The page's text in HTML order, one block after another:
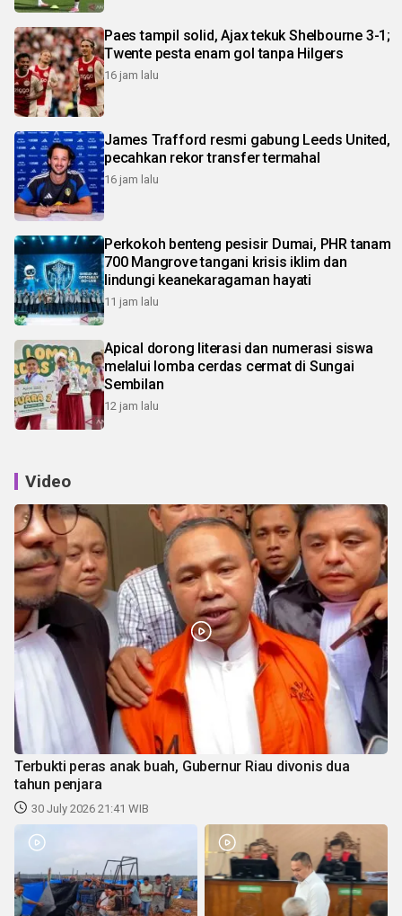
Paes tampil solid, Ajax tekuk Shelbourne 3-1;
Twente pesta enam gol tanpa Hilgers
16 jam lalu
James Trafford resmi gabung Leeds United,
pecahkan rekor transfer termahal
16 jam lalu
Perkokoh benteng pesisir Dumai, PHR tanam
700 Mangrove tangani krisis iklim dan
lindungi keanekaragaman hayati
11 jam lalu
Apical dorong literasi dan numerasi siswa
melalui lomba cerdas cermat di Sungai
Sembilan
12 jam lalu
Video
Terbukti peras anak buah, Gubernur Riau divonis dua
tahun penjara
30 July 2026 21:41 WIB